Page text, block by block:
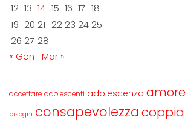
12 13 14 15 16 17 18
19 20 21 22 23 24 25
26 27 28
« Gen
Mar »
accettare adolescenti adolescenza amore
bisogni consapevolezzacoppia